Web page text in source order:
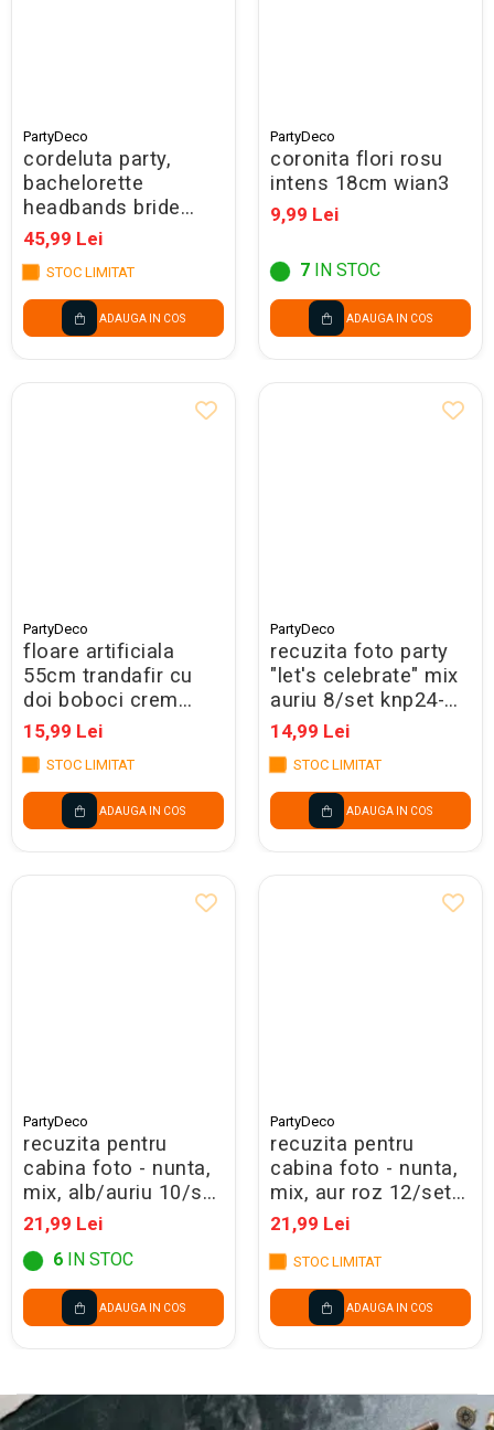
PartyDeco
cordeluta party,
bachelorette
headbands bride
squad with
bunnyears, 29x25cm
6/set op23
45,99 Lei
STOC LIMITAT
ADAUGA IN COS
PartyDeco
coronita flori rosu
intens 18cm wian3
9,99 Lei
7 IN STOC
ADAUGA IN COS
PartyDeco
floare artificiala
55cm trandafir cu
doi boboci crem
deschis kwt3-079j
15,99 Lei
STOC LIMITAT
ADAUGA IN COS
PartyDeco
recuzita foto party
"let's celebrate" mix
auriu 8/set knp24-
019
14,99 Lei
STOC LIMITAT
ADAUGA IN COS
PartyDeco
recuzita pentru
cabina foto - nunta,
mix, alb/auriu 10/set
knp30
21,99 Lei
6 IN STOC
ADAUGA IN COS
PartyDeco
recuzita pentru
cabina foto - nunta,
mix, aur roz 12/set
knp32
21,99 Lei
STOC LIMITAT
ADAUGA IN COS